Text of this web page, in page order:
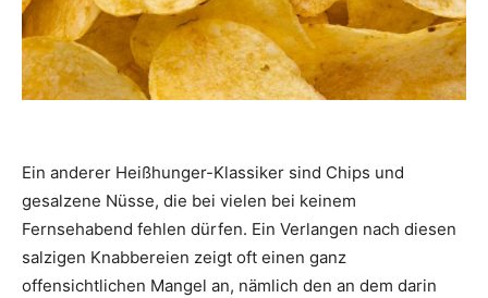
Ein anderer Heißhunger-Klassiker sind Chips und
gesalzene Nüsse, die bei vielen bei keinem
Fernsehabend fehlen dürfen. Ein Verlangen nach diesen
salzigen Knabbereien zeigt oft einen ganz
offensichtlichen Mangel an, nämlich den an dem darin